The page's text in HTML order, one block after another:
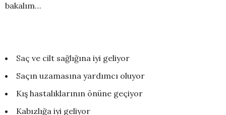
bakalım…
Saç ve cilt sağlığına iyi geliyor
Saçın uzamasına yardımcı oluyor
Kış hastalıklarının önüne geçiyor
Kabızlığa iyi geliyor